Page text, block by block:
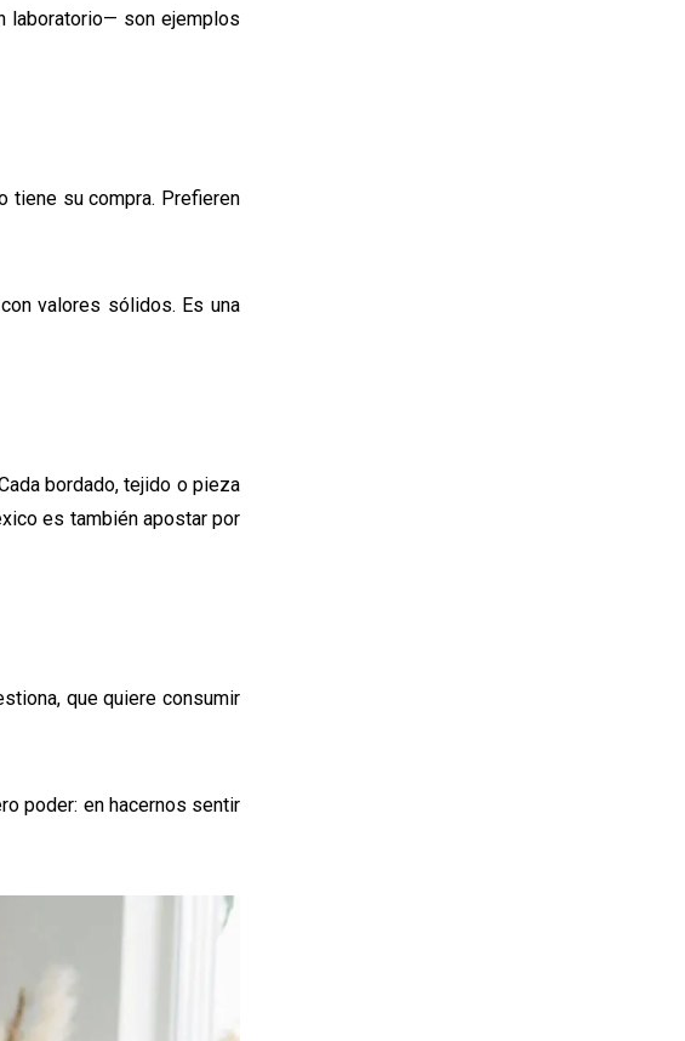
laboratorio— son ejemplos
tiene su compra. Prefieren
valores sólidos. Es una
bordado, tejido o pieza
es también apostar por
que quiere consumir
poder: en hacernos sentir